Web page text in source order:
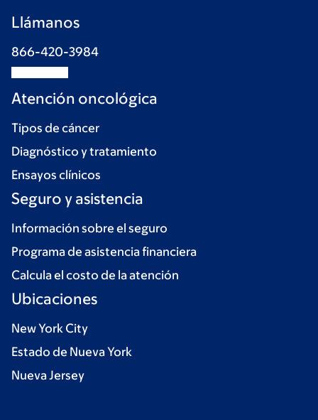
Llámanos
866-420-3984
Atención oncológica
Tipos de cáncer
Diagnóstico y tratamiento
Ensayos clínicos
Seguro y asistencia
Información sobre el seguro
Programa de asistencia financiera
Calcula el costo de la atención
Ubicaciones
New York City
Estado de Nueva York
Nueva Jersey